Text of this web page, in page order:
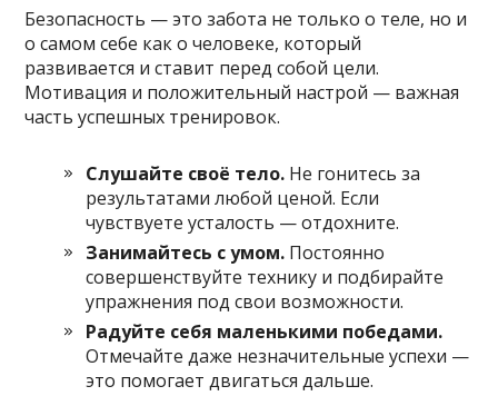
Безопасность — это забота не только о теле, но и
о самом себе как о человеке, который
развивается и ставит перед собой цели.
Мотивация и положительный настрой — важная
часть успешных тренировок.
Слушайте своё тело. Не гонитесь за
результатами любой ценой. Если
чувствуете усталость — отдохните.
Занимайтесь с умом. Постоянно
совершенствуйте технику и подбирайте
упражнения под свои возможности.
Радуйте себя маленькими победами.
Отмечайте даже незначительные успехи —
это помогает двигаться дальше.